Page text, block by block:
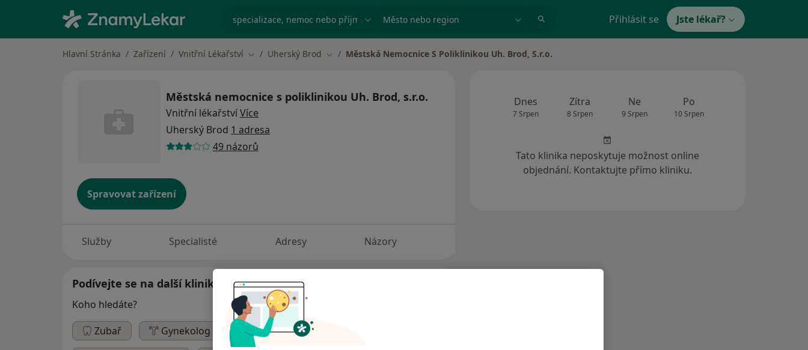
specializace, nemoc nebo příjmení Město nebo region Přihlásit se Jste lékař?
Hlavní Stránka Zařízení Vnitřní Lékařství Změna města
Uherský Brod Změna města
Městská Nemocnice S Poliklinikou Uh. Brod, S.r.o.
Městská nemocnice s poliklinikou Uh. Brod, s.r.o.
Vnitřní lékařstvíVíce
Uherský Brod 1 adresa
49 názorů
Spravovat zařízení
Služby Specialisté Adresy Názory
Podívejte se na další kliniky
Koho hledáte?
Zubař
Gynekolog Pediatr
Dnes
7 Srpen
Zítra
8 Srpen
Ne
9 Srpen
Po
10 Srpen
Tato klinika neposkytuje možnost online
objednání. Kontaktujte přímo kliniku.